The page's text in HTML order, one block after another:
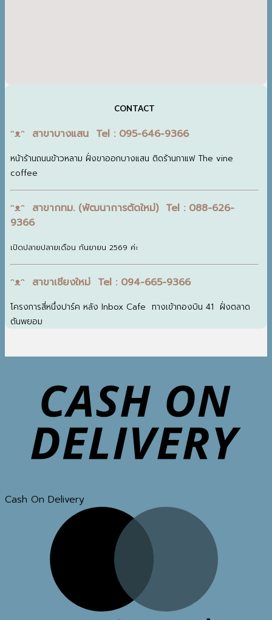
CONTACT
ᵔᴥᵔ สาขาบางแสน Tel : 095-646-9366
หน้าร้านถนนข้าวหลาม ฝั่งขาออกบางแสน ติดร้านกาแฟ The vine
coffee
ᵔᴥᵔ สาขากทม. (พัฒนาการตัดใหม่) Tel : 088-626-
9366
เปิดปลายปลายเดือน กันยายน 2569 ค่ะ
ᵔᴥᵔ สาขาเชียงใหม่ Tel : 094-665-9366
โครงการสี่หนึ่งปาร์ค หลัง Inbox Cafe ทางเข้ากองบิน 41 ฝั่งตลาด
ต้นพยอม
Cash On Delivery